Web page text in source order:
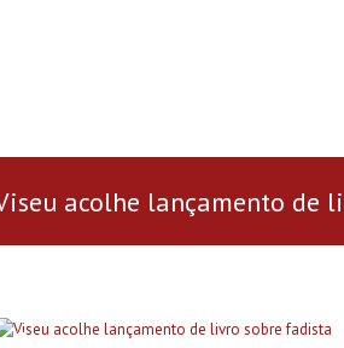
acolhe lançamento de